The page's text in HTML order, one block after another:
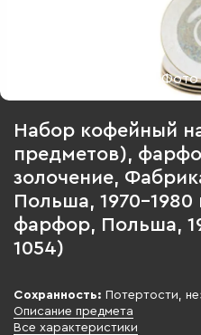
Набор кофейный
предметов),
золочение,
Польша, 1970-1980
фарфор, Польша,
1054)
Сохранность: Потертости,
Описание предмета
Все характеристики